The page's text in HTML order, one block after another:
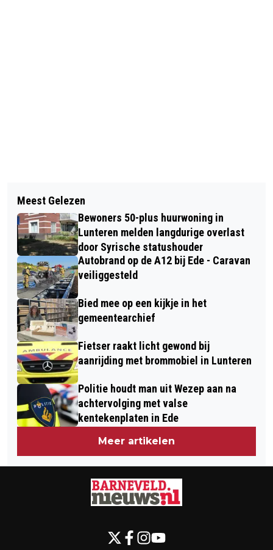
STUDIO 100 ZOEKT LAATSTE
FIGURANTEN VOOR MUSICAL 40-45
SCHUURBRAND AAN DE SAVORNIN
LOMANSTRAAT IN LUNTEREN
Meest Gelezen
Bewoners 50-plus huurwoning in
Lunteren melden langdurige overlast
door Syrische statushouder
Autobrand op de A12 bij Ede - Caravan
veiliggesteld
Bied mee op een kijkje in het
gemeentearchief
Fietser raakt licht gewond bij
aanrijding met brommobiel in Lunteren
Politie houdt man uit Wezep aan na
achtervolging met valse
kentekenplaten in Ede
Meer artikelen